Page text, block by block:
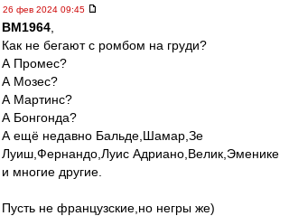
26 фев 2024 09:45
BM1964
Как не бегают с ромбом на груди?
А Промес?
А Мозес?
А Мартинс?
А Бонгонда?
А ещё недавно Бальде,Шамар,Зе
Луиш,Фернандо,Луис Адриано,Велик,Эменике
и многие другие.
Пусть не французские,но негры же)